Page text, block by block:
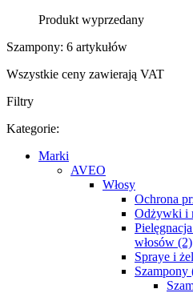
Produkt wyprzedany
Szampony: 6 artykułów
Wszystkie ceny zawierają VAT
Filtry
Kategorie:
Marki
AVEO
Włosy
Ochrona
Odżywki i
włosów (2)
Spraye i
Szampony